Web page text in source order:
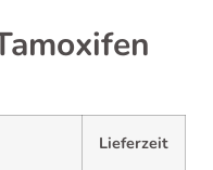
Lieferzeit